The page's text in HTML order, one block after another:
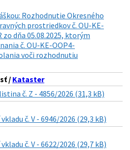
Rozhodnutie Okresného
prostriedkov č. OU-KE-
zo dňa 05.08.2025, ktorým
č. OU-KE-OOP4-
voči rozhodnutiu
/ Kataster
č. Z - 4856/2026 (31,3 kB)
č. V - 6946/2026 (29,3 kB)
č. V - 6622/2026 (29,7 kB)